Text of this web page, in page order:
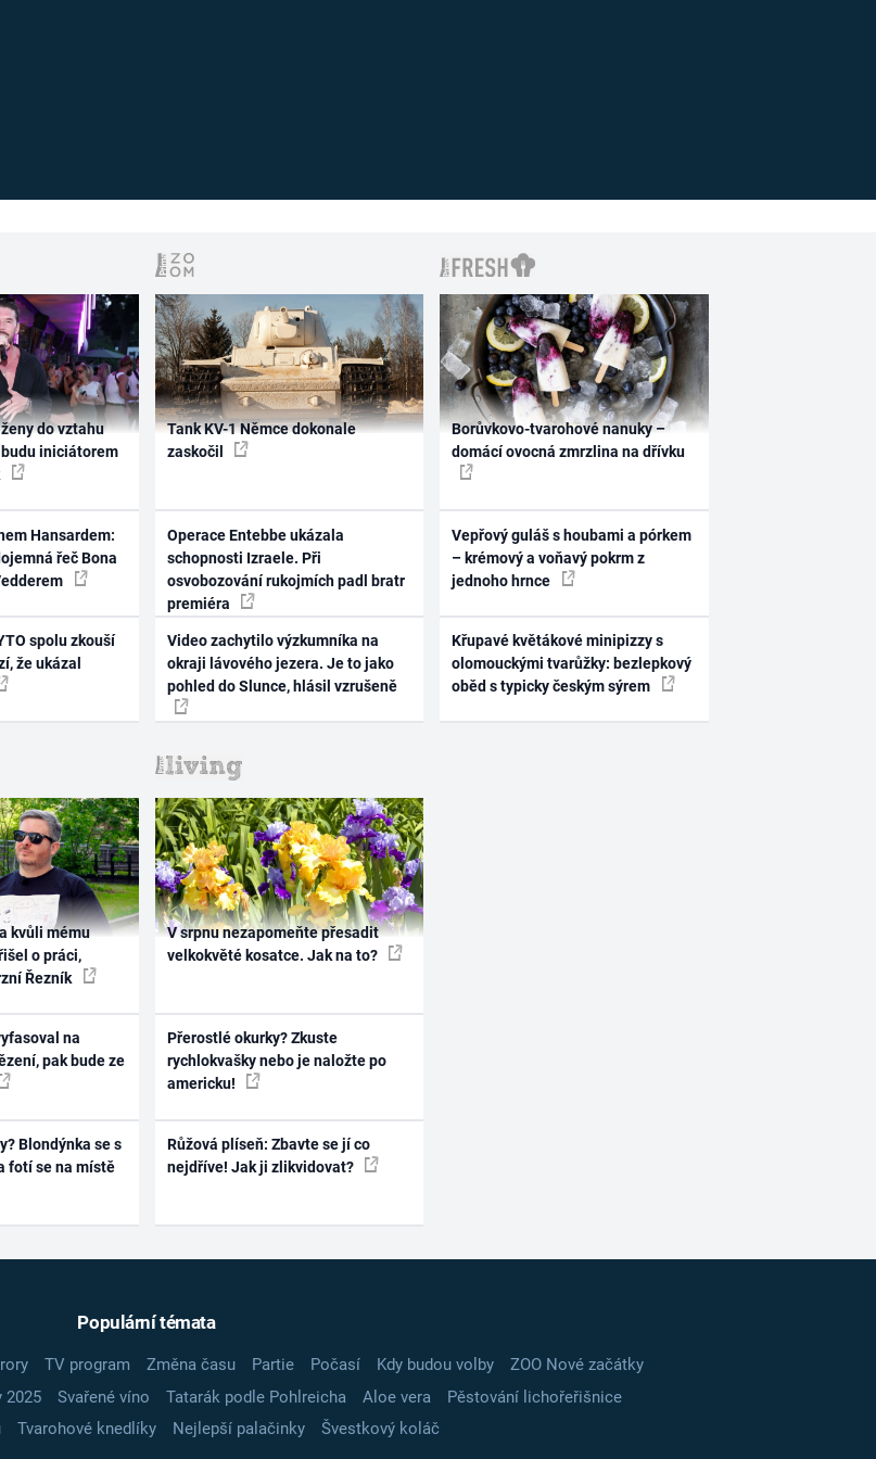
do vztahu
iniciátorem
Hansardem:
řeč Bona
spolu zkouší
že ukázal
Tank KV-1 Němce dokonale
zaskočil
Operace Entebbe ukázala
schopnosti Izraele. Při
osvobozování rukojmích padl bratr
premiéra
Video zachytilo výzkumníka na
okraji lávového jezera. Je to jako
pohled do Slunce, hlásil vzrušeně
Borůvkovo-tvarohové nanuky –
domácí ovocná zmrzlina na dřívku
Vepřový guláš s houbami a pórkem
– krémový a voňavý pokrm z
jednoho hrnce
Křupavé květákové minipizzy s
olomouckými tvarůžky: bezlepkový
oběd s typicky českým sýrem
kvůli mému
o práci,
Řezník
na
pak bude ze
Blondýnka se s
fotí se na místě
V srpnu nezapomeňte přesadit
velkokvěté kosatce. Jak na to?
Přerostlé okurky? Zkuste
rychlokvašky nebo je naložte po
americku!
Růžová plíseň: Zbavte se jí co
nejdříve! Jak ji zlikvidovat?
Populární témata
TV program Změna času Partie Počasí Kdy budou volby
ZOO Nové začátky
2025 Svařené víno Tatarák podle Pohlreicha Aloe vera
Pěstování lichořeřišnice
Tvarohové knedlíky Nejlepší palačinky Švestkový koláč